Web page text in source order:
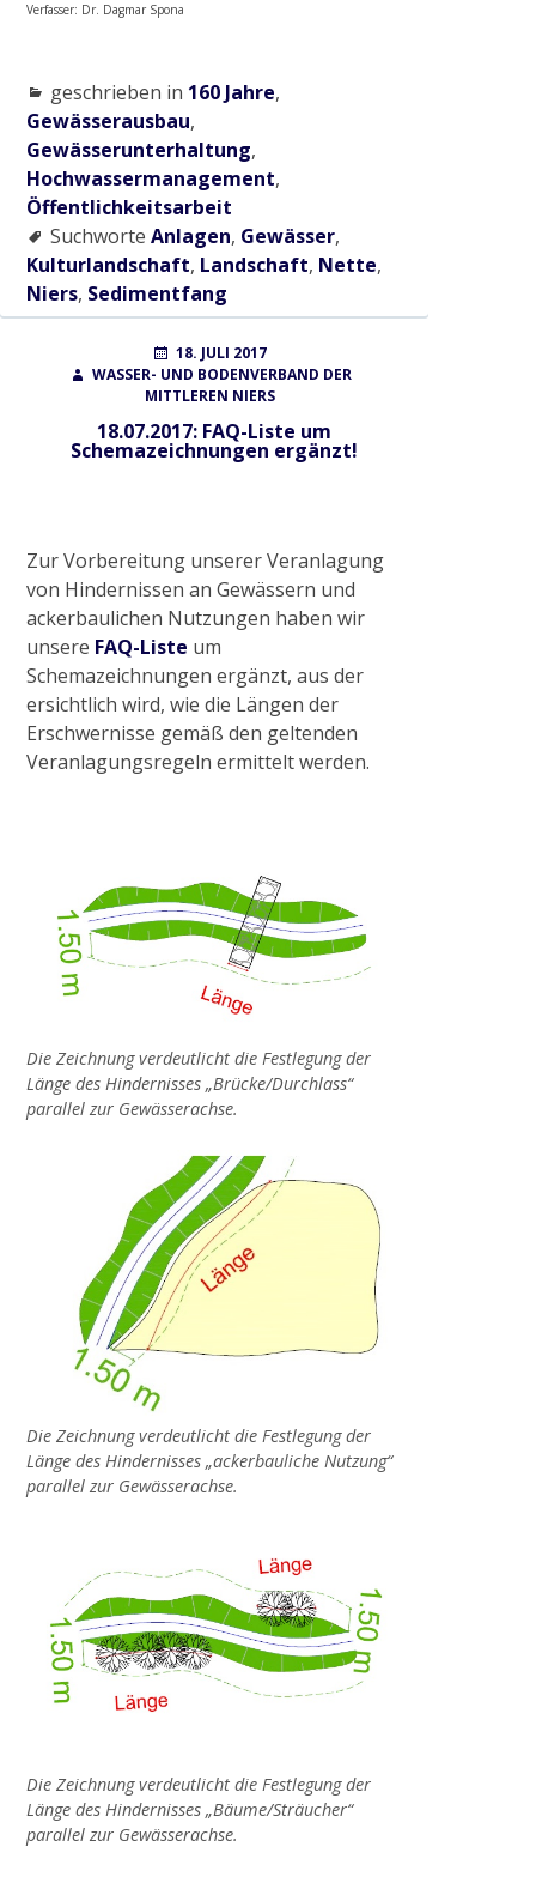
Gewässerausbau Cloer am Bettrather Dyk
Sohlschalenentnahme
Radtour „Wasserwirtschaft rund um Grefrath“
Radtour „Hochwasservorsorge am Hammer
Bach“
Abriss Stallgebäude in Viersen
Renaturierung Stadtgraben Wachtendonk
Baumaßnahme S-Kurve in Münchheide
Radtour „Wasser in Kultur- und Naturraum
rund um Wachtendonk“
Gewässerrenaturierung Waerdt in
„Uferabflachung Flöthgraben“ im
Naturschutzgebiet Grasheide und
Mühlhausener Benden
2022
Gewässerrenaturierung Schwarzbruch in
Grefrath
Projekt NiersCon
KONTAKT, IMPRESSUM, DATENSCHUTZ
OFFENE STELLEN
Verfasser: Dr. Dagmar Spona
geschrieben in 160 Jahre,
Gewässerausbau,
Gewässerunterhaltung,
Hochwassermanagement,
Öffentlichkeitsarbeit
Suchworte Anlagen, Gewässer,
Kulturlandschaft, Landschaft, Nette,
Niers, Sedimentfang
POSTED
ON
18. JULI 2017
WASSER- UND BODENVERBAND DER
MITTLEREN NIERS
18.07.2017: FAQ-Liste um
Schemazeichnungen ergänzt!
Zur Vorbereitung unserer Veranlagung
von Hindernissen an Gewässern und
ackerbaulichen Nutzungen haben wir
unsere FAQ-Liste um
Schemazeichnungen ergänzt, aus der
ersichtlich wird, wie die Längen der
Erschwernisse gemäß den geltenden
Veranlagungsregeln ermittelt werden.
Die Zeichnung verdeutlicht die Festlegung der
Länge des Hindernisses „Brücke/Durchlass“
parallel zur Gewässerachse.
Die Zeichnung verdeutlicht die Festlegung der
Länge des Hindernisses „ackerbauliche Nutzung“
parallel zur Gewässerachse.
Die Zeichnung verdeutlicht die Festlegung der
Länge des Hindernisses „Bäume/Sträucher“
parallel zur Gewässerachse.